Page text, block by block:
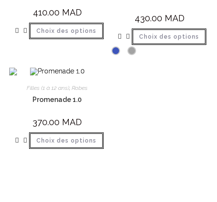
410.00 MAD
Choix des options
430.00 MAD
Choix des options
Filles (1 à 12 ans),Robes
Promenade 1.0
370.00 MAD
Choix des options